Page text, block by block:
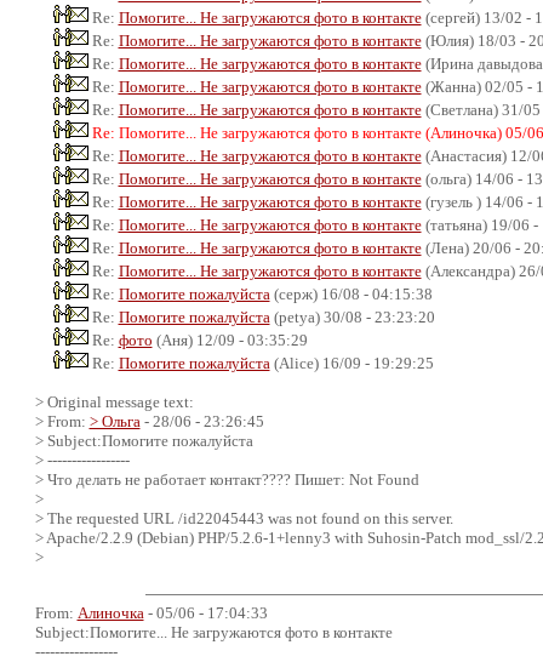
Re: Помогите... Не загружаются фото в контакте(сергей) 13/02 -
Re: Помогите... Не загружаются фото в контакте(Юлия) 18/03 -
Re: Помогите... Не загружаются фото в контакте(Ирина
Re: Помогите... Не загружаются фото в контакте(Жанна) 02/05 -
Re: Помогите... Не загружаются фото в контакте(Светлана) 31/
Re: Помогите... Не загружаются фото в контакте (Алиночка) 05/
Re: Помогите... Не загружаются фото в контакте(Анастасия) 12/
Re: Помогите... Не загружаются фото в контакте(ольга) 14/06 -
Re: Помогите... Не загружаются фото в контакте(гузель ) 14/06 -
Re: Помогите... Не загружаются фото в контакте(татьяна) 19/06
Re: Помогите... Не загружаются фото в контакте(Лена) 20/06 -
Re: Помогите... Не загружаются фото в контакте(Александра)
Re: Помогите пожалуйста (серж) 16/08 - 04:15:38
Re: Помогите пожалуйста (petya) 30/08 - 23:23:20
Re: фото (Аня) 12/09 - 03:35:29
Re: Помогите пожалуйста (Alice) 16/09 - 19:29:25
> Original message text:
> From: > Ольга - 28/06 - 23:26:45
> Subject:Помогите пожалуйста
> -----------------
> Что делать не работает контакт???? Пишет: Not Found
>
> The requested URL /id22045443 was not found on this server.
> Apache/2.2.9 (Debian) PHP/5.2.6-1+lenny3 with Suhosin-Patch mod_ssl/
>
From: Алиночка - 05/06 - 17:04:33
Subject:Помогите... Не загружаются фото в контакте
-----------------